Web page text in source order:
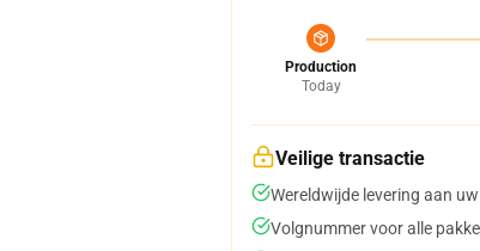
Production
Today
Veilige transactie
Wereldwijde levering aan
Volgnummer voor alle